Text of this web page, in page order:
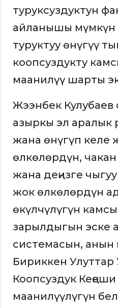
туруксуздуктун
айланышы мүмкүн
туруктуу өнүгүү
коопсуздукту
маанилүү шарты
Жээнбек
азыркы эл аралык
жана өнүгүп келе
өлкөлөрдүн,
жана деңизге
жок өлкөлөрдүн
өкүлчүлүгүн
зарылдыгын эске
системасын, анын
Бириккен
Коопсуздук
маанилүүлүгүн